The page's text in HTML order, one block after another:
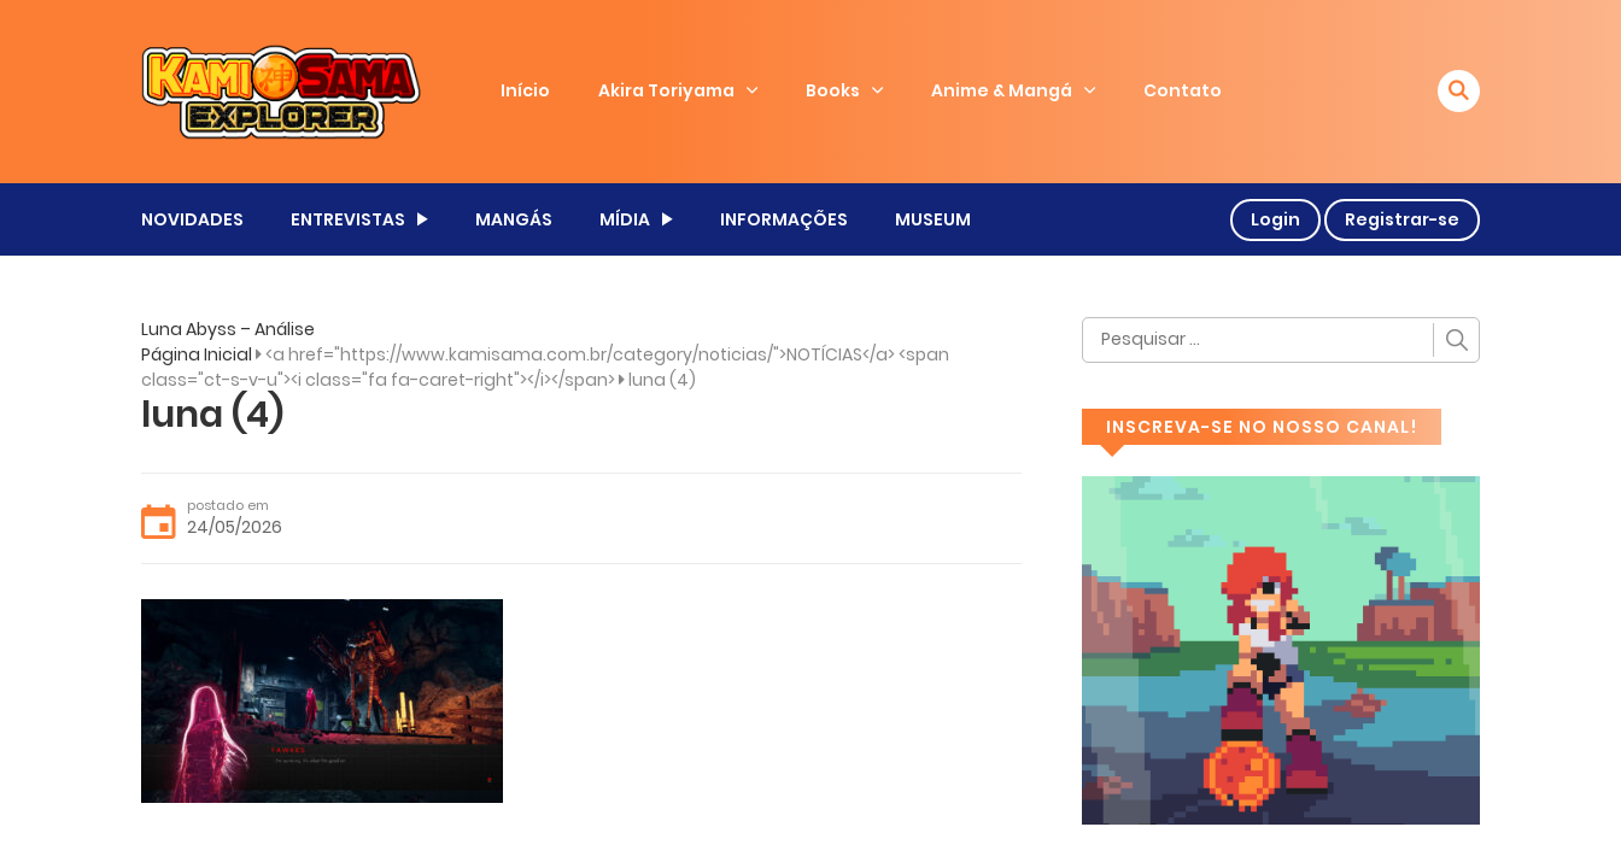
Início Akira Toriyama Books Anime & Mangá Contato
NOVIDADES ENTREVISTAS MANGÁS MÍDIA INFORMAÇÕES MUSEUM Login Registrar-se
Luna Abyss – Análise
Página Inicial <a href="https://www.kamisama.com.br/category/noticias/">NOTÍCIAS</a> <span
class="ct-s-v-u"><i class="fa fa-caret-right"></i></span> luna (4)
luna (4)
postado em
24/05/2026
INSCREVA-SE NO NOSSO CANAL!